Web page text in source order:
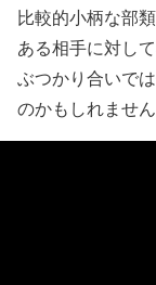
比較的小柄な部
ある相手に対し
ぶつかり合いで
のかもしれません